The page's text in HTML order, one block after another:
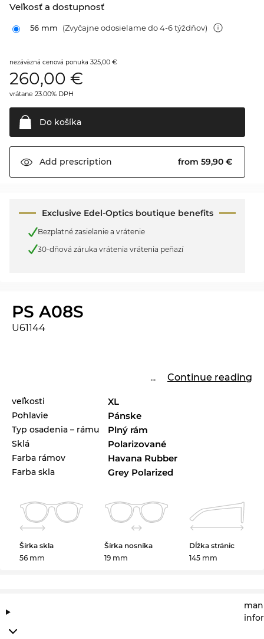
Veľkosť a dostupnosť
56 mm (Zvyčajne odosielame do 4-6 týždňov)
nezáväzná cenová ponuka 325,00 €
260,00 €
vrátane 23.00% DPH
Do košíka
Add prescription from 59,90 €
Exclusive Edel-Optics boutique benefits
Bezplatné zasielanie a vrátenie
30-dňová záruka vrátenia vrátenia peňazí
PS A08S
U61144
... Continue reading
veľkosti XL
Pohlavie Pánske
Typ osadenia – rámu Plný rám
Sklá Polarizované
Farba rámov Havana Rubber
Farba skla Grey Polarized
Šírka skla
56 mm
Šírka nosníka
19 mm
Dĺžka stránic
145 mm